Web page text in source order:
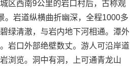
西南9公里的岩口村后，古称观
。岩道纵横曲折幽深，全程1000多
绿清澈，与岩内地下河相通。潭外
岩口外部绝壁数丈。游人可沿岸道
浏览。洞中有洞，上可通青龙山